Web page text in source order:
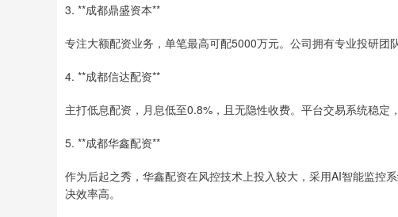
3. **成都鼎盛资本**
专注大额配资业务，单笔最高可配5000万元。公司拥有专业投研团
4. **成都信达配资**
主打低息配资，月息低至0.8%，且无隐性收费。平台交易系统稳定
5. **成都华鑫配资**
作为后起之秀，华鑫配资在风控技术上投入较大，采用AI智能监控
决效率高。